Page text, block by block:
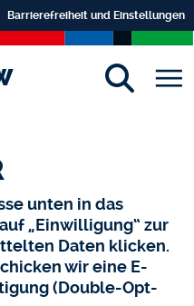
to main content
Select your language
Barrierefreiheit und Einstellungen
unten in das
„Einwilligung“ zur
Daten klicken.
wir eine E-
(Double-Opt-